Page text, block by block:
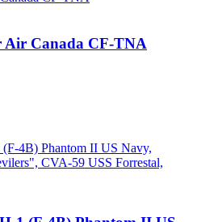
Air Canada CF-TNA